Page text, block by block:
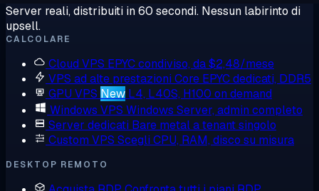
Server reali, distribuiti in 60 secondi. Nessun labirinto di
upsell.
CALCOLARE
Cloud VPS EPYC condiviso, da $2,48/mese
VPS ad alte prestazioni Core EPYC dedicati, DDR5
GPU VPS New L4, L40S, H100 on demand
Windows VPS Windows Server, admin completo
Server dedicati Bare metal a tenant singolo
Custom VPS Scegli CPU, RAM, disco su misura
DESKTOP REMOTO